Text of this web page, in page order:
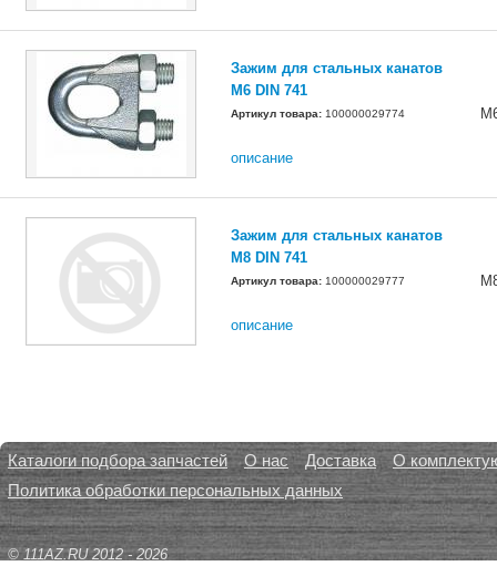
Зажим для стальных канатов
М6 DIN 741
Артикул товара: 100000029774
описание
Зажим для стальных канатов
М8 DIN 741
Артикул товара: 100000029777
описание
Каталоги подбора запчастей О нас Доставка
О
Политика обработки персональных данных
© 111AZ.RU 2012 - 2026